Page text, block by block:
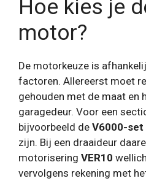
Hoe kies je
motor?
De motorkeuze is
factoren. Allereerst moet
gehouden met de maat en
garagedeur. Voor een
bijvoorbeeld de V6000-set
zijn. Bij een draaideur
motorisering VER10
vervolgens rekening met